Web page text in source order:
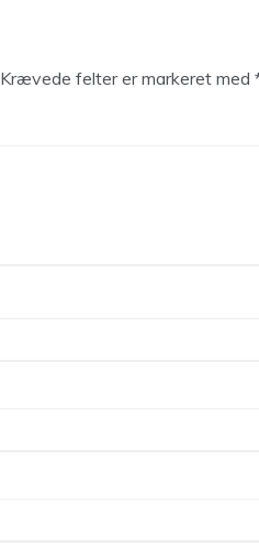
Krævede felter er markeret med